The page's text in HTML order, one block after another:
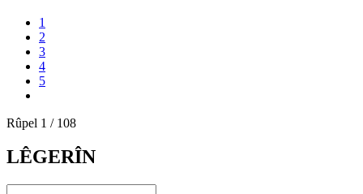
1
2
3
4
5
Rûpel 1 / 108
LÊGERÎN